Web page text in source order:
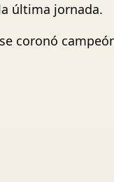
última jornada.
coronó